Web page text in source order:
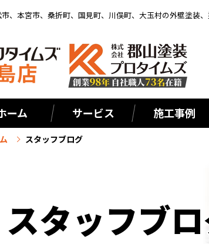
、本宮市、桑折町、国見町、川俣町、大玉村の外壁塗装
ーム サービス 施工事例
スタッフブログ
スタッフブ